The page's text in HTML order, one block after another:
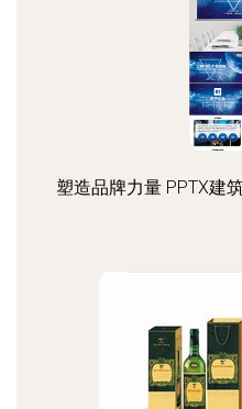
塑造品牌力量 PPTX建